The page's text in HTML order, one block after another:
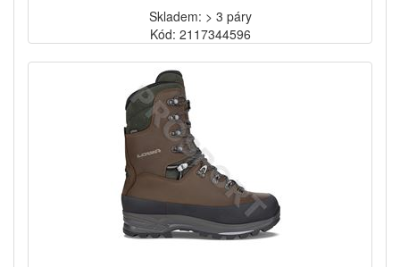
Skladem: > 3 páry
Kód: 2117344596